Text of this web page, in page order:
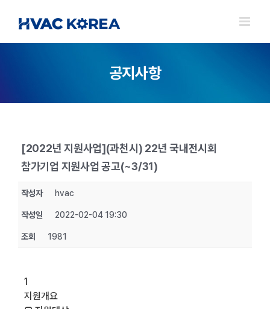
공지사항
[2022년 지원사업](과천시) 22년 국내전시회
참가기업 지원사업 공고(~3/31)
작성자 hvac
작성일 2022-02-04 19:30
조회 1981
1
지원개요